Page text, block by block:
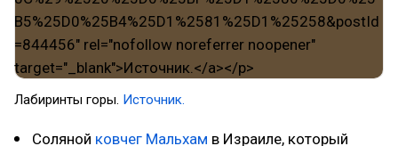
Лабиринты горы. Источник.
Соляной ковчег Мальхам в Израиле, который